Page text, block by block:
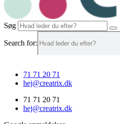
Søg
Search for:
71 71 20 71
hej@creatrix.dk
71 71 20 71
hej@creatrix.dk